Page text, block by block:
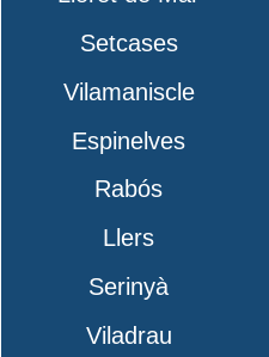
Setcases
Vilamaniscle
Espinelves
Rabós
Llers
Serinyà
Viladrau